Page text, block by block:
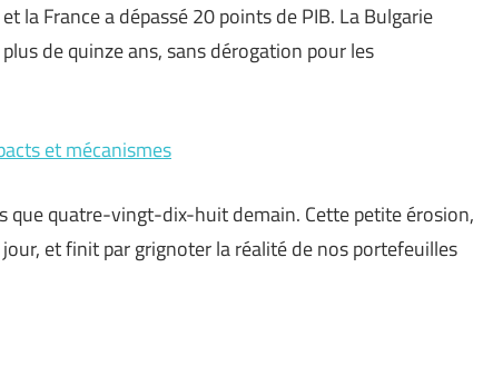
la France a dépassé 20 points de PIB. La Bulgarie
de quinze ans, sans dérogation pour les
et mécanismes
que quatre-vingt-dix-huit demain. Cette petite érosion,
et finit par grignoter la réalité de nos portefeuilles